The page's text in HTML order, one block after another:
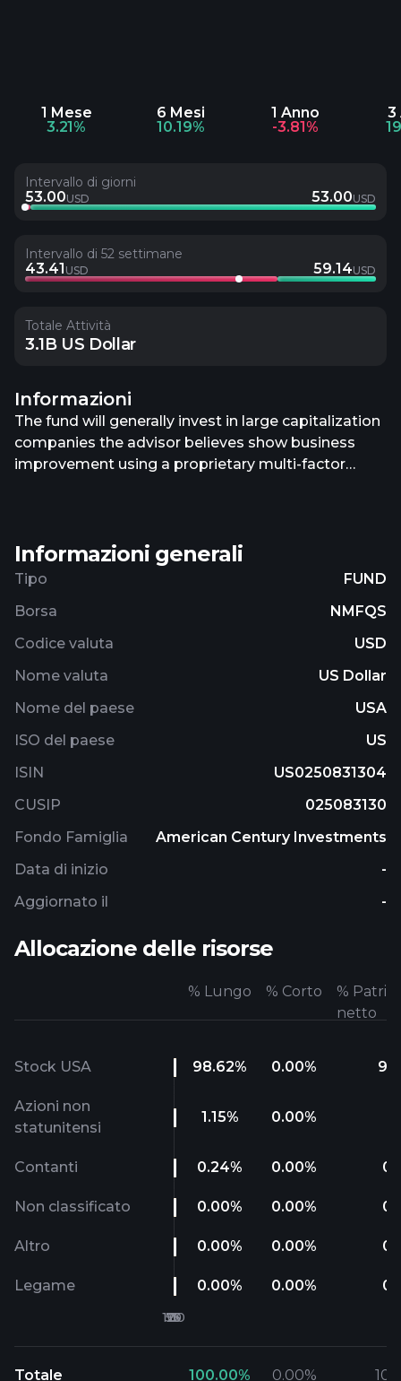
1 Mese
3.21%
6 Mesi
10.19%
1 Anno
-3.81%
3
Intervallo di giorni
53.00USD 53.00USD
Intervallo di 52 settimane
43.41 USD 59.14USD
Totale Attività
3.1B US Dollar
Informazioni
The fund will generally invest in large capitalization
companies the advisor believes show business
improvement using a proprietary multi-factor
governance) characteristics.
Informazioni generali
Tipo
FUND
Borsa
NMFQS
Codice valuta
USD
Nome valuta
US Dollar
Nome del paese
USA
ISO del paese
US
ISIN
US0250831304
CUSIP
025083130
Fondo Famiglia
American Century Investments
Data di inizio
-
Aggiornato il
-
Allocazione delle risorse
% Lungo % Corto %
netto
Stock USA 98.62% 0.00%
Azioni non
statunitensi
1.15% 0.00%
Contanti 0.24% 0.00%
Non classificato 0.00% 0.00%
Altro 0.00% 0.00%
Legame 0.00% 0.00%
Totale 100.00% 0.00%